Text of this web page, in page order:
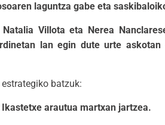
laguntza gabe eta
Natalia Villota eta Nerea
lan egin dute urte
batzuk:
arautua martxan jartzea.